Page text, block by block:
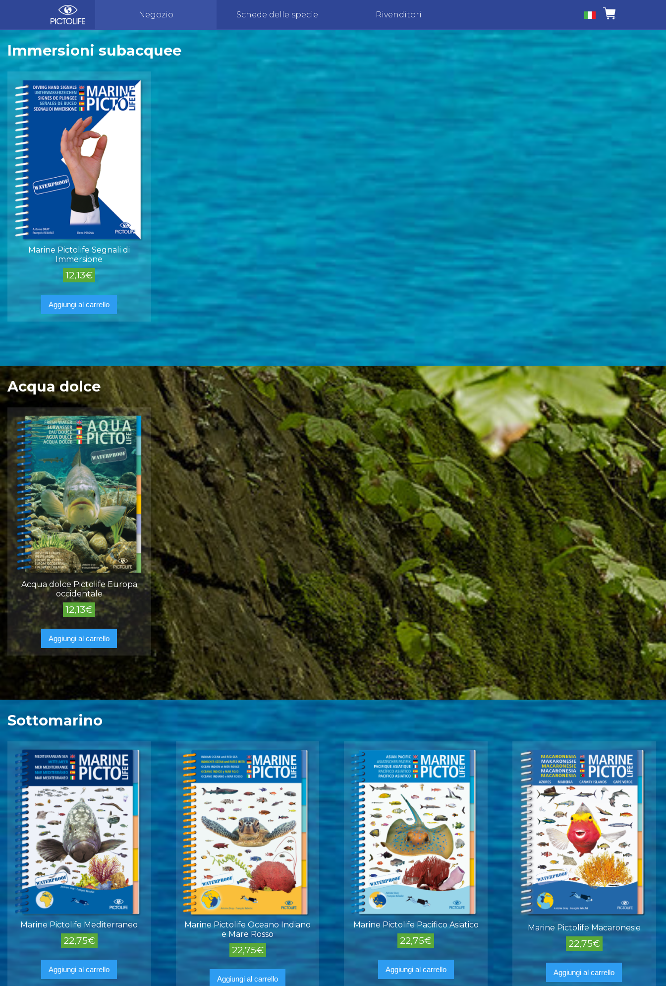
Negozio Schede delle specie Rivenditori
Immersioni subacquee
Marine Pictolife Segnali di
Immersione
12,13€
Aggiungi al carrello
Acqua dolce
Acqua dolce Pictolife Europa
occidentale
12,13€
Aggiungi al carrello
Sottomarino
Marine Pictolife Mediterraneo
22,75€
Aggiungi al carrello
Marine Pictolife Oceano Indiano
e Mare Rosso
22,75€
Aggiungi al carrello
Marine Pictolife Pacifico Asiatico
22,75€
Aggiungi al carrello
Marine Pictolife Macaronesie
22,75€
Aggiungi al carrello